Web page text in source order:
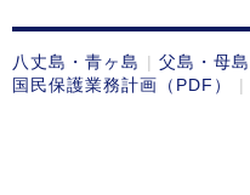
八丈島・青ヶ島 父島・母島
国民保護業務計画（PDF）